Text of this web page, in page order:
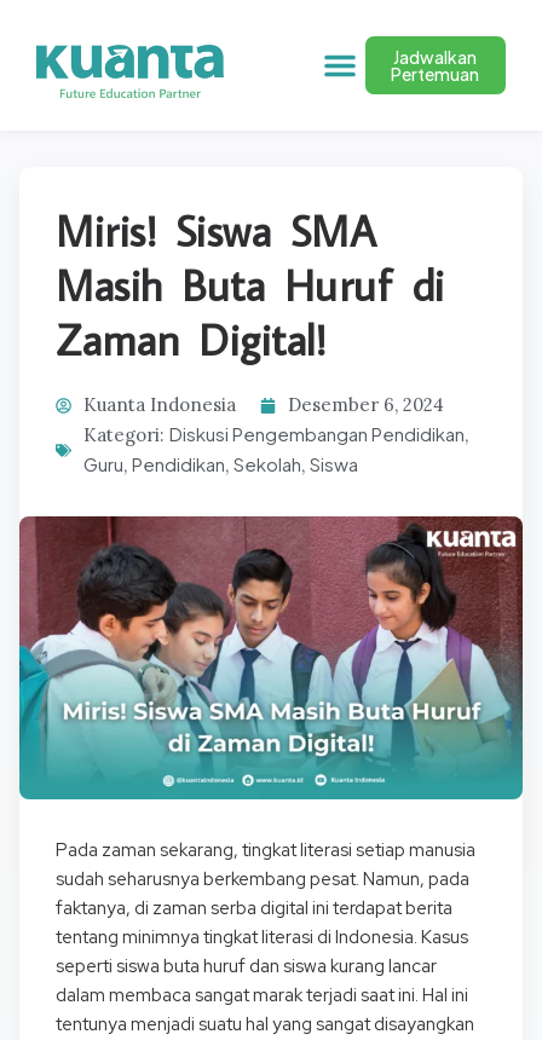
Jadwalkan
Pertemuan
Miris! Siswa SMA
Masih Buta Huruf di
Zaman Digital!
Kuanta Indonesia
Desember 6, 2024
Kategori: Diskusi Pengembangan Pendidikan,
Guru, Pendidikan, Sekolah, Siswa
Pada zaman sekarang, tingkat literasi setiap manusia
sudah seharusnya berkembang pesat. Namun, pada
faktanya, di zaman serba digital ini terdapat berita
tentang minimnya tingkat literasi di Indonesia. Kasus
seperti siswa buta huruf dan siswa kurang lancar
dalam membaca sangat marak terjadi saat ini. Hal ini
tentunya menjadi suatu hal yang sangat disayangkan